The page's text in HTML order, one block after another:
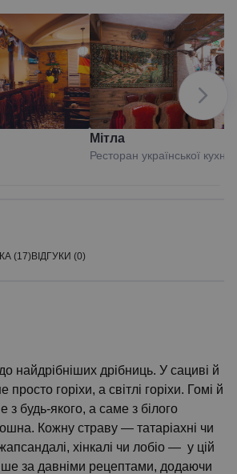
Мітла
Ресторан української кухні
(17)ВІДГУКИ (0)
найдрібніших дрібниць. У сациві й
просто горіхи, а світлі горіхи. Гомі й
з будь-якого, а саме з білого
Кожну страву — татаріахні чи
хінкалі чи лобіо — у цій
за давніми рецептами, додаючи